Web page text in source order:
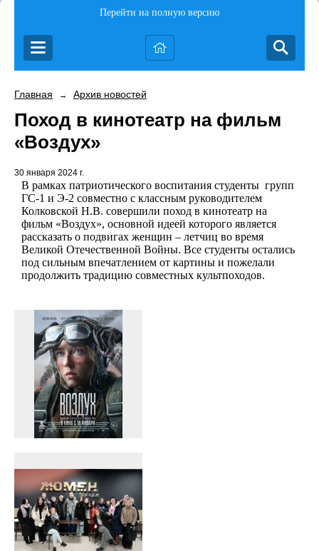
Перейти на полную версию
Главная → Архив новостей
Поход в кинотеатр на фильм
«Воздух»
30 января 2024 г.
В рамках патриотического воспитания студенты групп
ГС-1 и Э-2 совместно с классным руководителем
Колковской Н.В. совершили поход в кинотеатр на
фильм «Воздух», основной идеей которого является
рассказать о подвигах женщин – летчиц во время
Великой Отечественной Войны. Все студенты остались
под сильным впечатлением от картины и пожелали
продолжить традицию совместных культпоходов.